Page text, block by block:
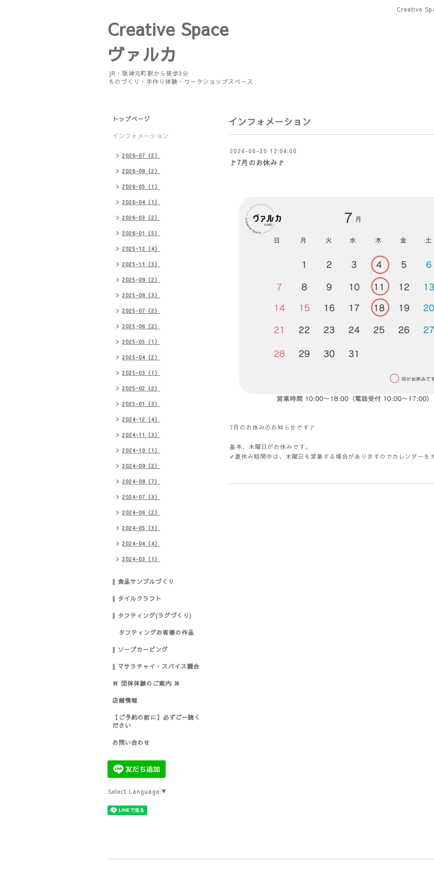
Creative
Creative Space
ヴァルカ
JR・阪神元町駅から徒歩3分
ものづくり・手作り体験・ワークショップスペース
インフォメーション
2024-06-30 12:04:00
🚩7月のお休み🚩
7月のお休みのお知らせです🚩
基本、木曜日がお休みです。
✔夏休み期間中は、木曜日も営業する場合がありますのでカレンダーを
トップページ
インフォメーション
2026-07（2）
2026-06（2）
2026-05（1）
2026-04（1）
2026-03（2）
2026-01（5）
2025-12（4）
2025-11（3）
2025-09（2）
2025-08（3）
2025-07（2）
2025-06（2）
2025-05（1）
2025-04（2）
2025-03（1）
2025-02（2）
2025-01（3）
2024-12（4）
2024-11（3）
2024-10（1）
2024-09（2）
2024-08（7）
2024-07（3）
2024-06（2）
2024-05（3）
2024-04（4）
2024-03（1）
‖ 食品サンプルづくり
‖ タイルクラフト
‖ タフティング(ラグづくり)
タフティングお客様の作品
‖ ソープカービング
‖ マサラチャイ・スパイス調合
⌘ 団体体験のご案内 ⌘
店舗情報
【ご予約の前に】必ずご一読く
ださい
お問い合わせ
Select Language ▼